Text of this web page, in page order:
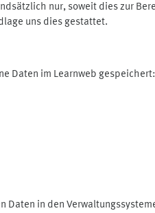
nur, soweit dies zur
uns dies gestattet.
Daten im Learnweb gespeichert:
in den